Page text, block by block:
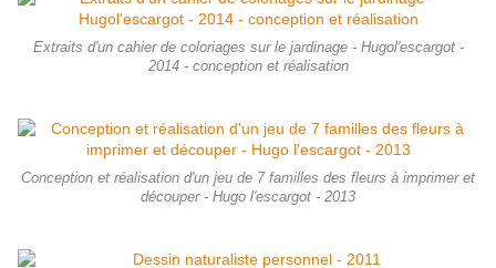
Extraits d'un cahier de coloriages sur le jardinage - Hugol'escargot -
2014 - conception et réalisation
Conception et réalisation d'un jeu de 7 familles des fleurs à imprimer et
découper - Hugo l'escargot - 2013